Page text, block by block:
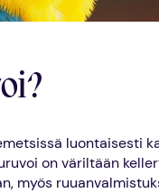
luontaisesti
on väriltään
myös